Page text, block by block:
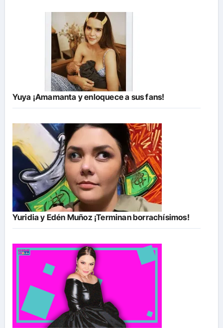
Yuya ¡Amamanta y enloquece a sus fans!
Yuridia y Edén Muñoz ¡Terminan borrachísimos!